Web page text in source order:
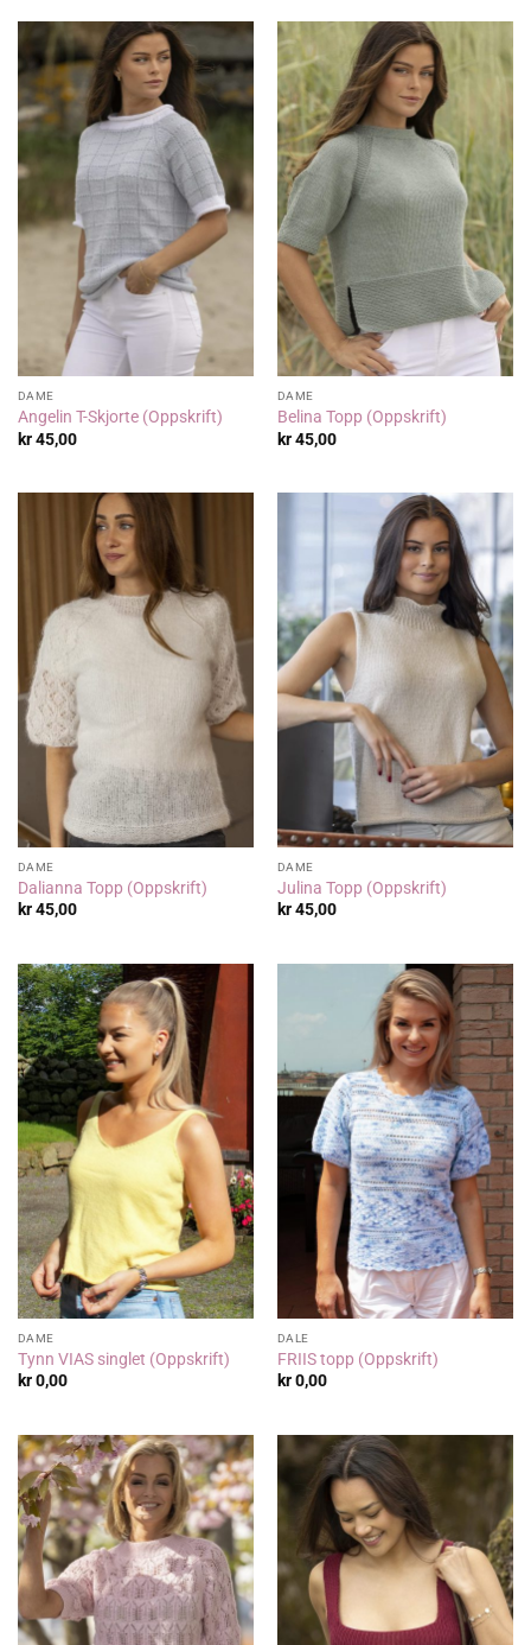
DAME
Angelin T-Skjorte (Oppskrift)
kr45,00
DAME
Belina Topp (Oppskrift)
kr45,00
DAME
Dalianna Topp (Oppskrift)
kr45,00
DAME
Julina Topp (Oppskrift)
kr45,00
DAME
Tynn VIAS singlet (Oppskrift)
kr0,00
DALE
FRIIS topp (Oppskrift)
kr0,00